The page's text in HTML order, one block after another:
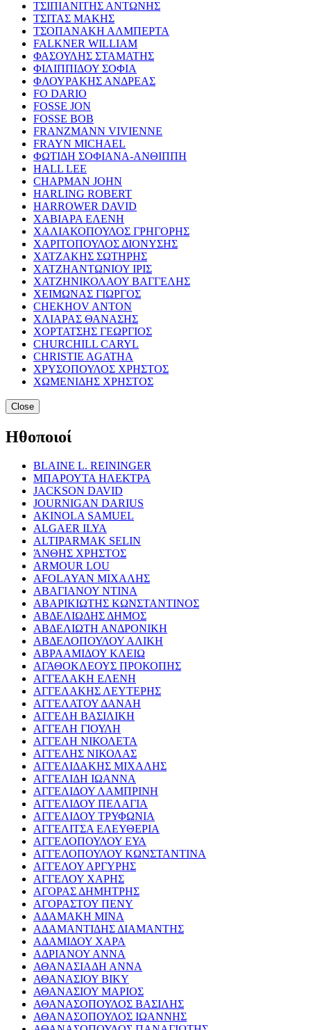
ΤΣΙΠΙΑΝΙΤΗΣ ΑΝΤΩΝΗΣ
ΤΣΙΤΑΣ ΜΑΚΗΣ
ΤΣΟΠΑΝΑΚΗ ΑΛΜΠΕΡΤΑ
FALKNER WILLIAM
ΦΑΣΟΥΛΗΣ ΣΤΑΜΑΤΗΣ
ΦΙΛΙΠΠΙΔΟΥ ΣΟΦΙΑ
ΦΛΟΥΡΑΚΗΣ ΑΝΔΡΕΑΣ
FO DARIO
FOSSE JON
FOSSE BOB
FRANZMANN VIVIENNE
FRAYN MICHAEL
ΦΩΤΙΔΗ ΣΟΦΙΑΝΑ-ΑΝΘΙΠΠΗ
HALL LEE
CHAPMAN JOHN
HARLING ROBERT
HARROWER DAVID
ΧΑΒΙΑΡΑ ΕΛΕΝΗ
ΧΑΛΙΑΚΟΠΟΥΛΟΣ ΓΡΗΓΟΡΗΣ
ΧΑΡΙΤΟΠΟΥΛΟΣ ΔΙΟΝΥΣΗΣ
ΧΑΤΖΑΚΗΣ ΣΩΤΗΡΗΣ
ΧΑΤΖΗΑΝΤΩΝΙΟΥ ΙΡΙΣ
ΧΑΤΖΗΝΙΚΟΛΑΟΥ ΒΑΓΓΕΛΗΣ
ΧΕΙΜΩΝΑΣ ΓΙΩΡΓΟΣ
CHEKHOV ANTON
ΧΛΙΑΡΑΣ ΘΑΝΑΣΗΣ
ΧΟΡΤΑΤΣΗΣ ΓΕΩΡΓΙΟΣ
CHURCHILL CARYL
CHRISTIE AGATHA
ΧΡΥΣΟΠΟΥΛΟΣ ΧΡΗΣΤΟΣ
ΧΩΜΕΝΙΔΗΣ ΧΡΗΣΤΟΣ
Close
Ηθοποιοί
BLAINE L. REININGER
ΜΠΑΡΟΥΤΑ ΗΛΕΚΤΡΑ
JACKSON DAVID
JOURNIGAN DARIUS
AKINOLA SAMUEL
ALGAER ILYA
ALTIPARMAK SELIN
ΆΝΘΗΣ ΧΡΗΣΤΟΣ
ARMOUR LOU
AFOLAYAN ΜΙΧΑΛΗΣ
ΑΒΑΓΙΑΝΟΥ ΝΤΙΝΑ
ΑΒΑΡΙΚΙΩΤΗΣ ΚΩΝΣΤΑΝΤΙΝΟΣ
ΑΒΔΕΛΙΩΔΗΣ ΔΗΜΟΣ
ΑΒΔΕΛΙΩΤΗ ΑΝΔΡΟΝΙΚΗ
ΑΒΔΕΛΟΠΟΥΛΟΥ ΑΛΙΚΗ
ΑΒΡΑΑΜΙΔΟΥ ΚΛΕΙΩ
ΑΓΑΘΟΚΛΕΟΥΣ ΠΡΟΚΟΠΗΣ
ΑΓΓΕΛΑΚΗ ΕΛΕΝΗ
ΑΓΓΕΛΑΚΗΣ ΛΕΥΤΕΡΗΣ
ΑΓΓΕΛΑΤΟΥ ΔΑΝΑΗ
ΑΓΓΕΛΗ ΒΑΣΙΛΙΚΗ
ΑΓΓΕΛΗ ΓΙΟΥΛΗ
ΑΓΓΕΛΗ ΝΙΚΟΛΕΤΑ
ΑΓΓΕΛΗΣ ΝΙΚΟΛΑΣ
ΑΓΓΕΛΙΔΑΚΗΣ ΜΙΧΑΛΗΣ
ΑΓΓΕΛΙΔΗ ΙΩΑΝΝΑ
ΑΓΓΕΛΙΔΟΥ ΛΑΜΠΡΙΝΗ
ΑΓΓΕΛΙΔΟΥ ΠΕΛΑΓΙΑ
ΑΓΓΕΛΙΔΟΥ ΤΡΥΦΩΝΙΑ
ΑΓΓΕΛΙΤΣΑ ΕΛΕΥΘΕΡΙΑ
ΑΓΓΕΛΟΠΟΥΛΟΥ ΕΥΑ
ΑΓΓΕΛΟΠΟΥΛΟΥ ΚΩΝΣΤΑΝΤΙΝΑ
ΑΓΓΕΛΟΥ ΑΡΓΥΡΗΣ
ΑΓΓΕΛΟΥ ΧΑΡΗΣ
ΑΓΟΡΑΣ ΔΗΜΗΤΡΗΣ
ΑΓΟΡΑΣΤΟΥ ΠΕΝΥ
ΑΔΑΜΑΚΗ ΜΙΝΑ
ΑΔΑΜΑΝΤΙΔΗΣ ΔΙΑΜΑΝΤΗΣ
ΑΔΑΜΙΔΟΥ ΧΑΡΑ
ΑΔΡΙΑΝΟΥ ΑΝΝΑ
ΑΘΑΝΑΣΙΑΔΗ ΑΝΝΑ
ΑΘΑΝΑΣΙΟΥ ΒΙΚΥ
ΑΘΑΝΑΣΙΟΥ ΜΑΡΙΟΣ
ΑΘΑΝΑΣΟΠΟΥΛΟΣ ΒΑΣΙΛΗΣ
ΑΘΑΝΑΣΟΠΟΥΛΟΣ ΙΩΑΝΝΗΣ